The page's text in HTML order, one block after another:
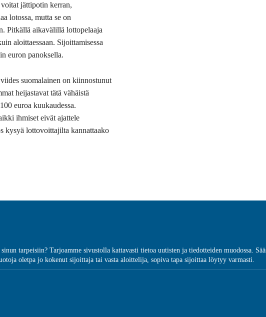
jättipotin kerran,
lotossa, mutta se on
Pitkällä aikavälillä lottopelaaja
aloittaessaan. Sijoittamisessa
euron panoksella.
suomalainen on kiinnostunut
heijastavat tätä vähäistä
euroa kuukaudessa.
ihmiset eivät ajattele
kysyä lottovoittajilta kannattaako
tarpeisiin? Tarjoamme sivustolla kattavasti tietoa uutisten ja tiedotteiden muodossa.
oletpa jo kokenut sijoittaja tai vasta aloittelija, sopiva tapa sijoittaa löytyy varmasti.